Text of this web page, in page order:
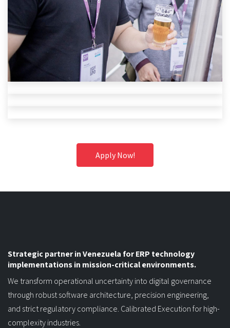
Apply Now!
Strategic partner in Venezuela for ERP technology
implementations in mission-critical environments.
We transform operational uncertainty into digital governance
through robust software architecture, precision engineering,
and strict regulatory compliance. Calibrated Execution for high-
complexity industries.